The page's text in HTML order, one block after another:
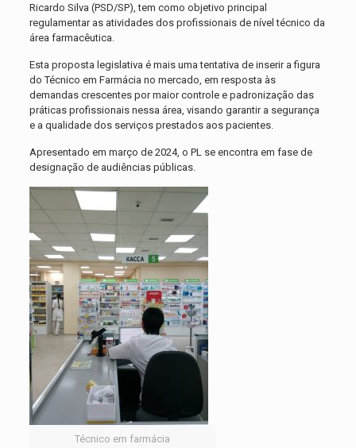
Ricardo Silva (PSD/SP), tem como objetivo principal
regulamentar as atividades dos profissionais de nível técnico da
área farmacêutica.
Esta proposta legislativa é mais uma tentativa de inserir a figura
do Técnico em Farmácia no mercado, em resposta às
demandas crescentes por maior controle e padronização das
práticas profissionais nessa área, visando garantir a segurança
e a qualidade dos serviços prestados aos pacientes.
Apresentado em março de 2024, o PL se encontra em fase de
designação de audiências públicas.
Técnico em farmácia